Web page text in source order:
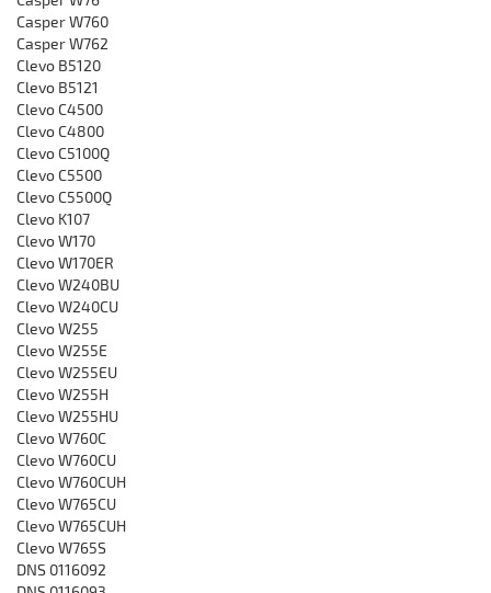
Casper W760
Casper W762
Clevo B5120
Clevo B5121
Clevo C4500
Clevo C4800
Clevo C5100Q
Clevo C5500
Clevo C5500Q
Clevo K107
Clevo W170
Clevo W170ER
Clevo W240BU
Clevo W240CU
Clevo W255
Clevo W255E
Clevo W255EU
Clevo W255H
Clevo W255HU
Clevo W760C
Clevo W760CU
Clevo W760CUH
Clevo W765CU
Clevo W765CUH
Clevo W765S
DNS 0116092